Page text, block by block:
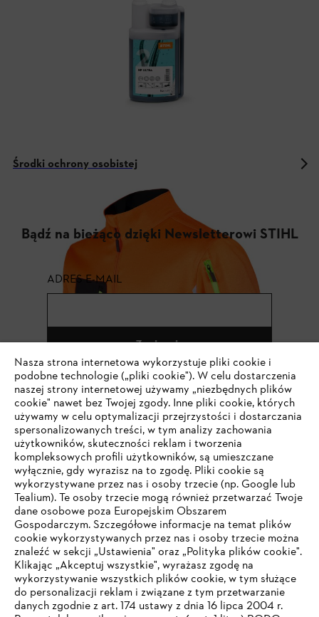
Środki ochrony osobistej
Bądź na bieżąco dzięki Newsletterowi STIHL
ADRES E-MAIL
Zapisz się
#STIHL
Firma
STIHL FAQ
Nasza strona internetowa wykorzystuje pliki cookie i
podobne technologie („pliki cookie"). W celu dostarczenia
naszej strony internetowej używamy „niezbędnych plików
cookie" nawet bez Twojej zgody. Inne pliki cookie, których
używamy w celu optymalizacji przejrzystości i dostarczania
spersonalizowanych treści, w tym analizy zachowania
użytkowników, skuteczności reklam i tworzenia
kompleksowych profili użytkowników, są umieszczane
wyłącznie, gdy wyrazisz na to zgodę. Pliki cookie są
wykorzystywane przez nas i osoby trzecie (np. Google lub
Tealium). Te osoby trzecie mogą również przetwarzać Twoje
dane osobowe poza Europejskim Obszarem
Gospodarczym. Szczegółowe informacje na temat plików
cookie wykorzystywanych przez nas i osoby trzecie można
znaleźć w sekcji „Ustawienia" oraz „Polityka plików cookie".
Klikając „Akceptuj wszystkie", wyrażasz zgodę na
wykorzystywanie wszystkich plików cookie, w tym służące
do personalizacji reklam i związane z tym przetwarzanie
danych zgodnie z art. 174 ustawy z dnia 16 lipca 2004 r.